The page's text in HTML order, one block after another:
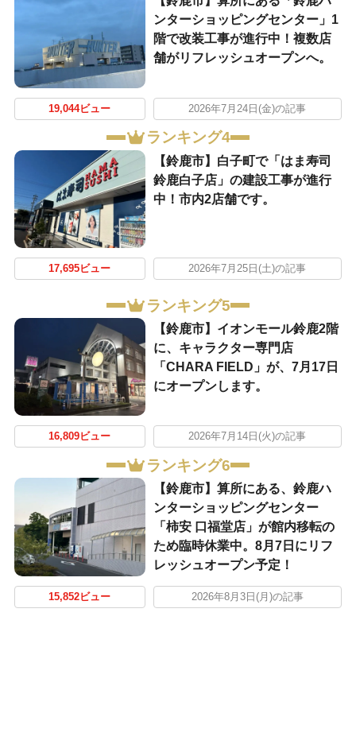
ンターショッピングセンター」1
階で改装工事が進行中！複数店
舗がリフレッシュオープンへ。
19,044ビュー 2026年7月24日(金)の記事
ランキング4
【鈴鹿市】白子町で「はま寿司
鈴鹿白子店」の建設工事が進行
中！市内2店舗です。
17,695ビュー 2026年7月25日(土)の記事
ランキング5
【鈴鹿市】イオンモール鈴鹿2階
に、キャラクター専門店
「CHARA FIELD」が、7月17日
にオープンします。
16,809ビュー 2026年7月14日(火)の記事
ランキング6
【鈴鹿市】算所にある、鈴鹿ハ
ンターショッピングセンター
「柿安 口福堂店」が館内移転の
ため臨時休業中。8月7日にリフ
レッシュオープン予定！
15,852ビュー 2026年8月3日(月)の記事